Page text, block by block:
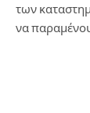
των
να